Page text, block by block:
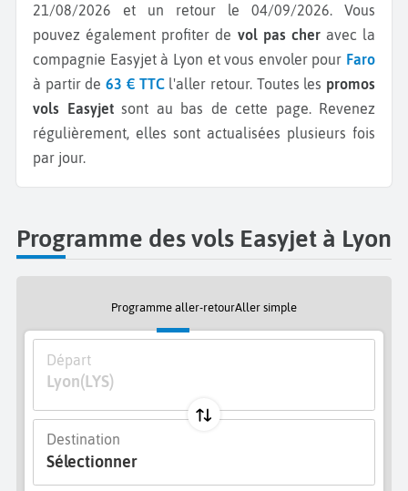
21/08/2026 et un retour le 04/09/2026. Vous
pouvez également profiter de vol pas cheravec la
compagnie Easyjet à Lyon et vous envoler pour Faro
à partir de63 € TTCl'aller retour. Toutes les promos
vols Easyjetsont au bas de cette page. Revenez
régulièrement, elles sont actualisées plusieurs fois
par jour.
Programme des vols Easyjet à Lyon
Programme aller-retourAller simple
Départ
Lyon(LYS)
Destination
Sélectionner